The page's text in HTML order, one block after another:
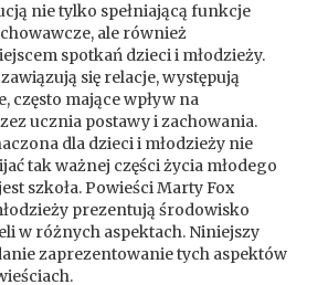
nie tylko spełniającą funkcje
ale również
spotkań dzieci i młodzieży.
się relacje, występują
często mające wpływ na
ucznia postawy i zachowania.
dla dzieci i młodzieży nie
tak ważnej części życia młodego
szkoła. Powieści Marty Fox
prezentują środowisko
w różnych aspektach. Niniejszy
zaprezentowanie tych aspektów